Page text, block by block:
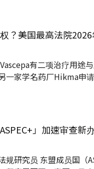
为企业建构了一套系统
攻守兼备」的策略，
？美国最高法院
有二项治疗用途
一家学名药厂Hikma申
」加速审查新
研究员 东盟成员国（